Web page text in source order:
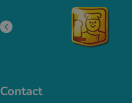
Contact